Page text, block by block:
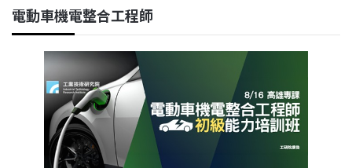
電動車機電整合工程師